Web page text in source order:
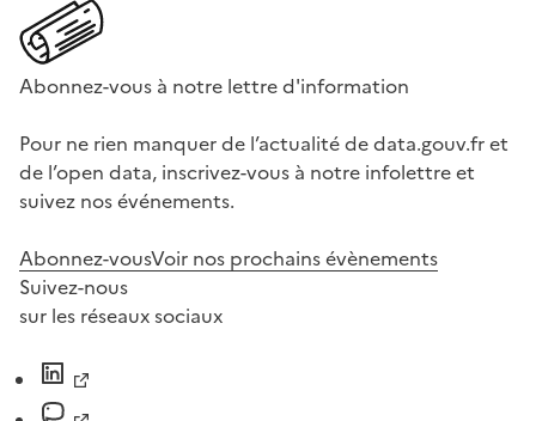
Abonnez-vous à notre lettre d'information
Pour ne rien manquer de l’actualité de data.gouv.fr et
de l’open data, inscrivez-vous à notre infolettre et
suivez nos événements.
Abonnez-vousVoir nos prochains évènements
Suivez-nous
sur les réseaux sociaux